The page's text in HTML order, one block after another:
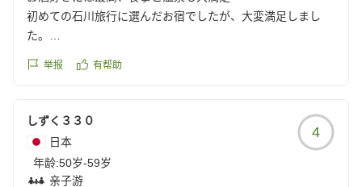
初めての石川旅行に選んだお宿でしたが、大変満足しまし
た。
夕食時は飲み放題。夕飯後はバーでまた飲んで。食事、温泉
次回、石川県に旅行に来る際は、また泊まりたいと思いま
クチコミの詳細はこちらから
https://review.travel.rakuten.co.jp/hotel/voice/56826?
举报 有帮助
しずく３３０
日本
年龄:50岁-59岁
亲子游
4